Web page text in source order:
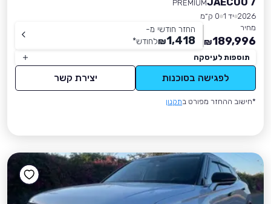
PREMIUM
2026 יד 1
0 ק״מ
מחיר
189,996
₪
החזר חודשי מ-
1,418
₪לחודש*
תוספות לעיסקה
לפגישה בסוכנות יצירת קשר
*חישוב ההחזר מפורט בתקנון